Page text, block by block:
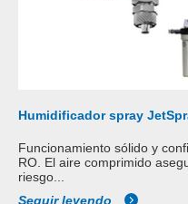
Humidificador spray
Funcionamiento sólido y
RO. El aire comprimido
riesgo...
Seguir leyendo